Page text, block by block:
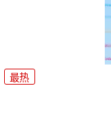
最热